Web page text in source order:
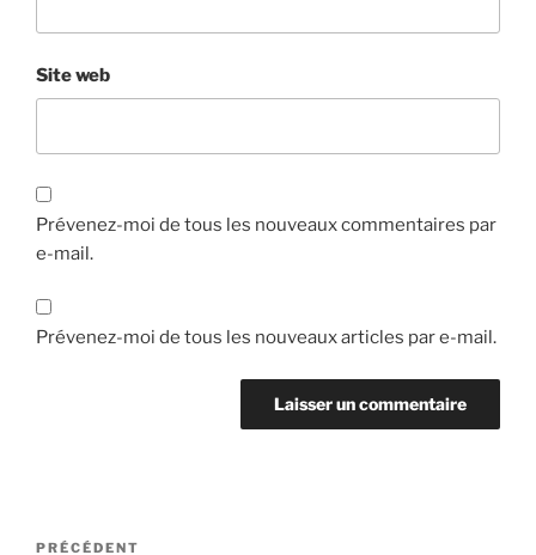
Site web
Prévenez-moi de tous les nouveaux commentaires par
e-mail.
Prévenez-moi de tous les nouveaux articles par e-mail.
Navigation
Article
PRÉCÉDENT